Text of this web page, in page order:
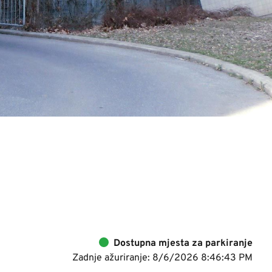
Dostupna mjesta za parkiranje
Zadnje ažuriranje: 8/6/2026 8:46:43 PM